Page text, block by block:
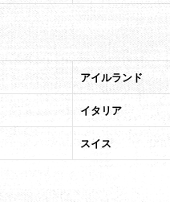
アイルランド
イタリア
スイス